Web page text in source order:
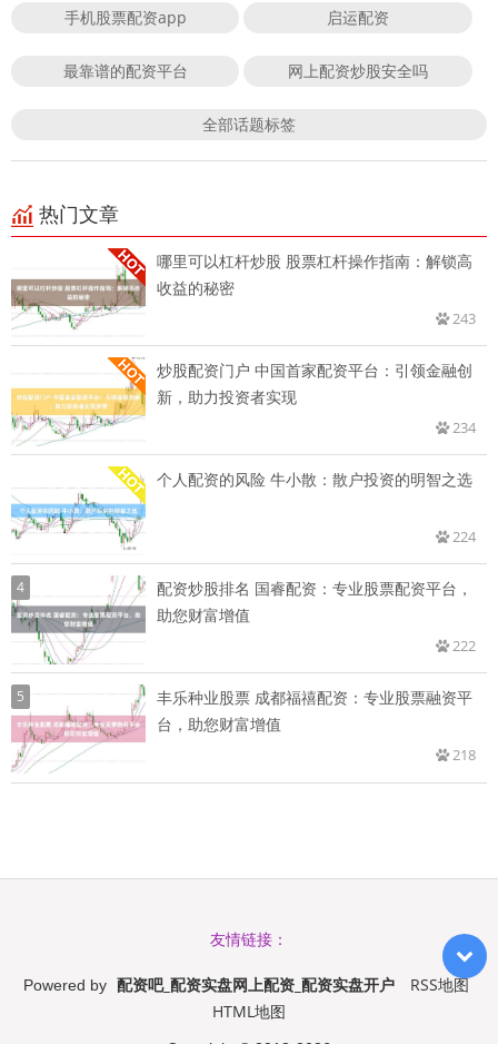
手机股票配资app 启运配资
最靠谱的配资平台 网上配资炒股安全吗
全部话题标签
热门文章
哪里可以杠杆炒股 股票杠杆操作指南：解锁高
收益的秘密
243
炒股配资门户 中国首家配资平台：引领金融创
新，助力投资者实现
234
个人配资的风险 牛小散：散户投资的明智之选
224
4
配资炒股排名 国睿配资：专业股票配资平台，
助您财富增值
222
5
丰乐种业股票 成都福禧配资：专业股票融资平
台，助您财富增值
218
友情链接：
Powered by 配资吧_配资实盘网上配资_配资实盘开户
RSS地图
HTML地图